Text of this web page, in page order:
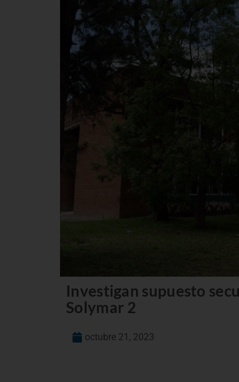
Investigan supuesto
Solymar 2
octubre 21, 2023